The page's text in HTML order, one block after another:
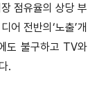
점유율의 상당 부
어 전반의‘노출’개
도 불구하고 TV와
.